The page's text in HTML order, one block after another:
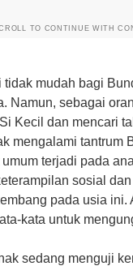
TO CONTINUE WITH
tidak mudah bagi
Namun, sebagai
Kecil dan mencari
mengalami tantrum
terjadi pada
sosial
pada usia ini.
kata untuk
sedang menguji